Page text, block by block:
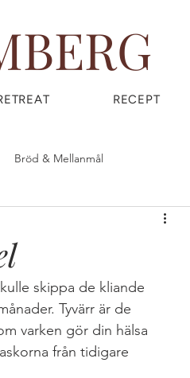
RECEPT
Bröd & Mellanmål
Everyday Magic
Glass
EGNA STÄDPRODUKTER
skippa de kliande
Tyvärr är de
varken gör din hälsa
från tidigare